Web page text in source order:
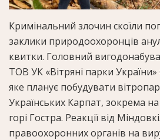
Кримінальний злочин скоїли
заклики природоохоронців
квитки. Головний
ТОВ УК «Вітряні парки
яке планує побудувати
Українських Карпат, зокрема на
горі Гостра. Реакції від
правоохоронних органів на